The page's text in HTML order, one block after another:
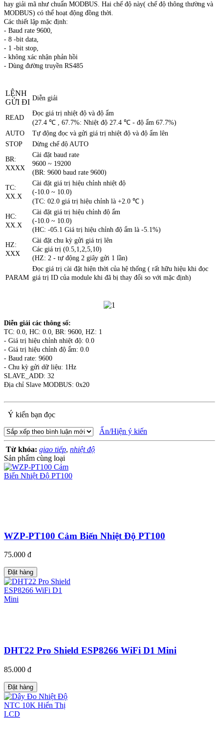
hay giải mã như chuẩn MODBUS. Hai chế độ này( chế độ thông thường và
MODBUS) có thể hoạt động đồng thời.
Các thiết lập mặc định:
- Baud rate 9600,
- 8 -bit data,
- 1 -bit stop,
- không xác nhận phản hồi
- Dùng đường truyền RS485
LỆNH
GỬI ĐI Diễn giải
READ
Đọc giá trị nhiệt độ và độ ẩm
(27.4 ℃ , 67.7%: Nhiệt độ 27.4 ℃ - độ ẩm 67.7%)
AUTO
Tự động đọc và gửi giá trị nhiệt độ và độ ẩm lên
STOP
Dừng chế độ AUTO
BR:
XXXX
Cài đặt baud rate
9600 ~ 19200
(BR: 9600 baud rate 9600)
TC:
XX.X
Cài đặt giá trị hiệu chỉnh nhiệt độ
(-10.0 ~ 10.0)
(TC: 02.0 giá trị hiệu chỉnh là +2.0 ℃ )
HC:
XX.X
Cài đặt giá trị hiệu chỉnh độ ẩm
(-10.0 ~ 10.0)
(HC: -05.1 Giá trị hiệu chỉnh độ ẩm là -5.1%)
HZ:
XXX
Cài đặt chu kỳ gửi giá trị lên
Các giá trị (0.5,1,2,5,10)
(HZ: 2 - tự động 2 giây gửi 1 lần)
PARAM
Đọc giá trị cài đặt hiện thời của hệ thống ( rất hữu hiệu khi đọc
giá trị ID của module khi đã bị thay đổi so với mặc định)
Diễn giải các thông số:
TC: 0.0, HC: 0.0, BR: 9600, HZ: 1
- Giá trị hiệu chỉnh nhiệt độ: 0.0
- Giá trị hiệu chỉnh độ ẩm: 0.0
- Baud rate: 9600
- Chu kỳ gửi dữ liệu: 1Hz
SLAVE_ADD: 32
Địa chỉ Slave MODBUS: 0x20
Ý kiến bạn đọc
Ẩn/Hiện ý kiến
Từ khóa: giao tiếp, nhiệt độ
Sản phẩm cùng loại
WZP-PT100 Cảm Biến Nhiệt Độ PT100
75.000 đ
Đặt hàng
DHT22 Pro Shield ESP8266 WiFi D1 Mini
85.000 đ
Đặt hàng